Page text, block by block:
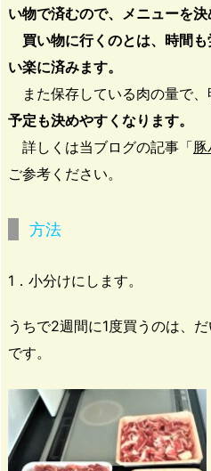
い物で済むので、メニューを
買い物に行くのとは、時間も
い楽に済みます。
また保存している肉の量で、
予定も決めやすくなります。
詳しくは当ブログの記事「
ご参考ください。
方法
1．小分けにします。
うちで2週間に1度買うのは、
です。